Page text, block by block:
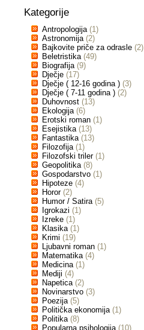
Kategorije
Antropologija (1)
Astronomija (2)
Bajkovite priče za odrasle (2)
Beletristika (49)
Biografija (9)
Dječje (17)
Dječje ( 12-16 godina ) (3)
Dječje ( 7-11 godina ) (2)
Duhovnost (13)
Ekologija (6)
Erotski roman (1)
Esejistika (13)
Fantastika (13)
Filozofija (1)
Filozofski triler (1)
Geopolitika (8)
Gospodarstvo (1)
Hipoteze (4)
Horor (2)
Humor / Satira (5)
Igrokazi (1)
Izreke (1)
Klasika (1)
Krimi (19)
Ljubavni roman (1)
Matematika (4)
Medicina (1)
Mediji (4)
Napetica (2)
Novinarstvo (3)
Poezija (5)
Politička ekonomija (1)
Politika (8)
Popularna psihologija (10)